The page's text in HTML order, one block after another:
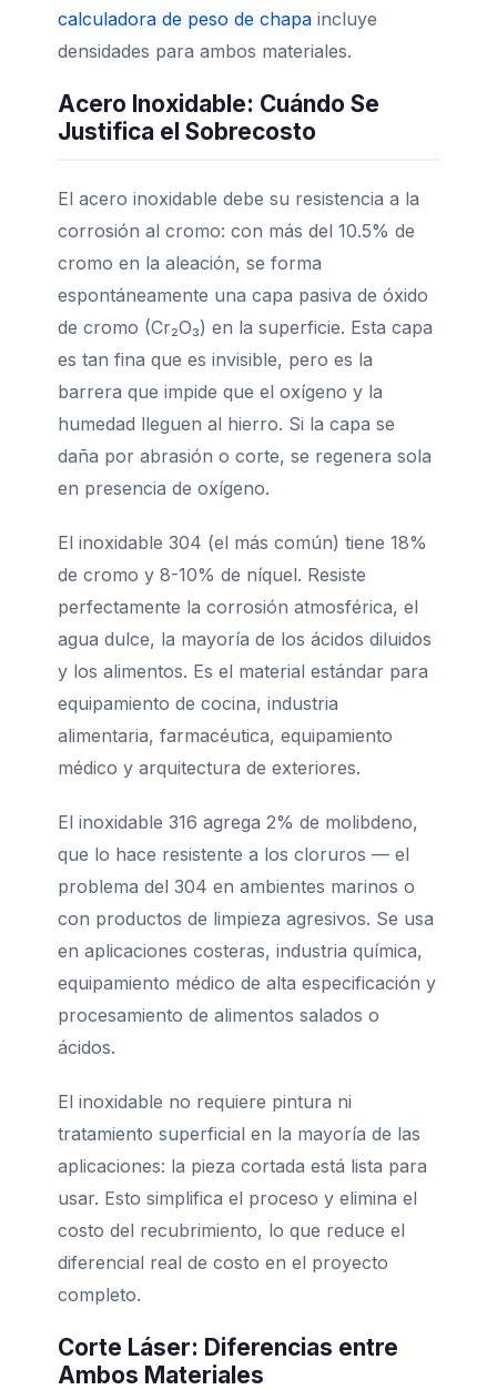
calculadora de peso de chapa incluye
densidades para ambos materiales.
Acero Inoxidable: Cuándo Se
Justifica el Sobrecosto
El acero inoxidable debe su resistencia a la
corrosión al cromo: con más del 10.5% de
cromo en la aleación, se forma
espontáneamente una capa pasiva de óxido
de cromo (Cr₂O₃) en la superficie. Esta capa
es tan fina que es invisible, pero es la
barrera que impide que el oxígeno y la
humedad lleguen al hierro. Si la capa se
daña por abrasión o corte, se regenera sola
en presencia de oxígeno.
El inoxidable 304 (el más común) tiene 18%
de cromo y 8-10% de níquel. Resiste
perfectamente la corrosión atmosférica, el
agua dulce, la mayoría de los ácidos diluidos
y los alimentos. Es el material estándar para
equipamiento de cocina, industria
alimentaria, farmacéutica, equipamiento
médico y arquitectura de exteriores.
El inoxidable 316 agrega 2% de molibdeno,
que lo hace resistente a los cloruros — el
problema del 304 en ambientes marinos o
con productos de limpieza agresivos. Se usa
en aplicaciones costeras, industria química,
equipamiento médico de alta especificación y
procesamiento de alimentos salados o
ácidos.
El inoxidable no requiere pintura ni
tratamiento superficial en la mayoría de las
aplicaciones: la pieza cortada está lista para
usar. Esto simplifica el proceso y elimina el
costo del recubrimiento, lo que reduce el
diferencial real de costo en el proyecto
completo.
Corte Láser: Diferencias entre
Ambos Materiales